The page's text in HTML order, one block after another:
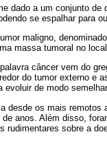
dado a um conjunto
se espalhar para
maligno,
massa tumoral no
câncer vem do
do tumor externo e
de modo
desde os mais remotos
anos. Além disso,
rudimentares sobre a